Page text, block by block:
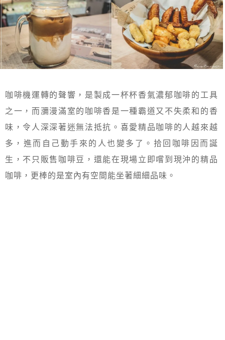
咖啡機運轉的聲響，是製成一杯杯香氣濃郁咖啡的工具
之一，而瀰漫滿室的咖啡香是一種霸道又不失柔和的香
味，令人深深著迷無法抵抗。喜愛精品咖啡的人越來越
多，進而自己動手來的人也變多了。拾回咖啡因而誕
生，不只販售咖啡豆，還能在現場立即嚐到現沖的精品
咖啡，更棒的是室內有空間能坐著細細品味。